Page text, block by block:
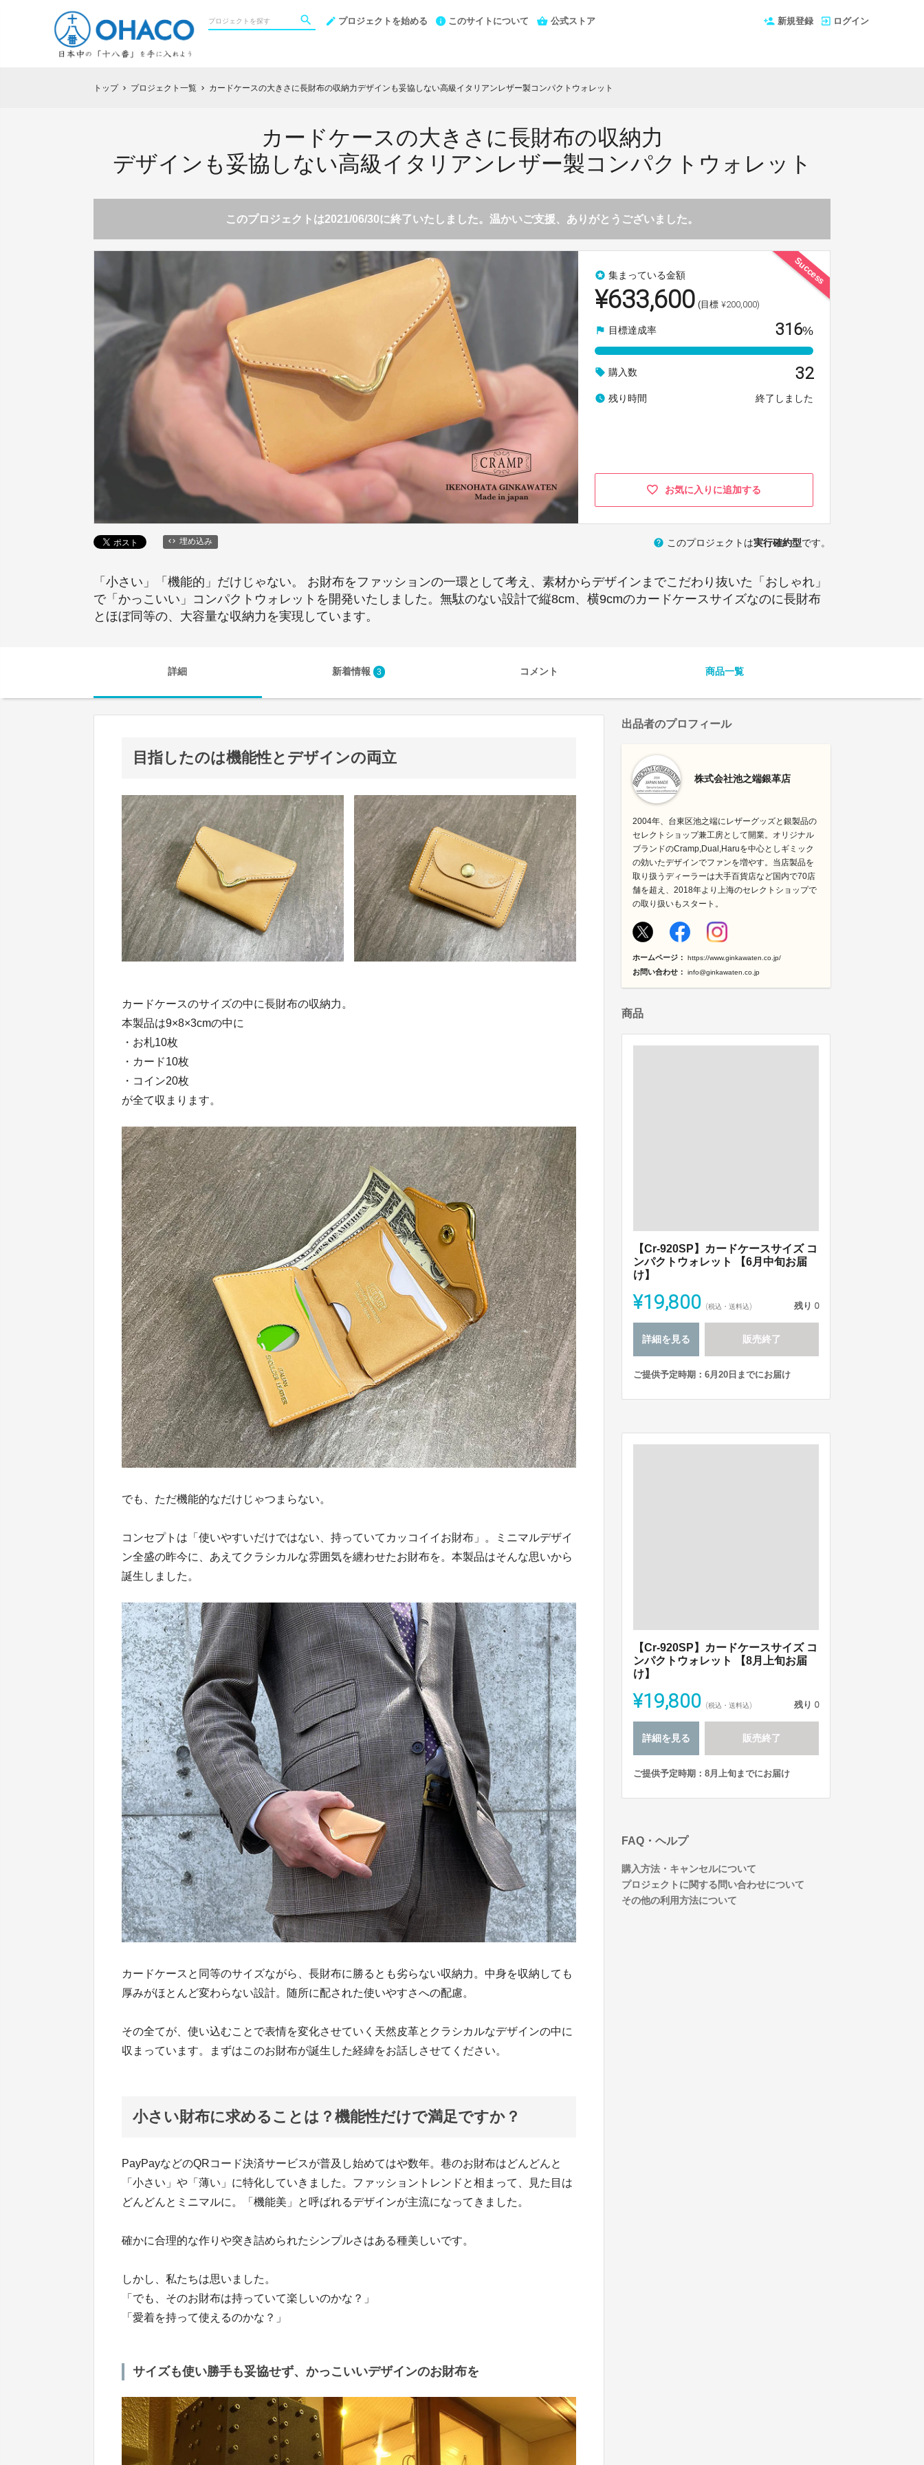
プロジェクトを始める このサイトについて 公式ストア 新規登録 ログイン
トップ chevron_right プロジェクト一覧 chevron_right カードケースの大きさに長財布の収納力デザインも妥協しない高級イタリアンレザー製コンパクトウォレット
カードケースの大きさに長財布の収納力
デザインも妥協しない高級イタリアンレザー製コンパクトウォレット
このプロジェクトは2021/06/30に終了いたしました。温かいご支援、ありがとうございました。
Success
stars 集まっている金額
¥633,600 (目標 ¥200,000)
flag 目標達成率 316%
local_offer 購入数 32
watch_later 残り時間 終了しました
お気に入りに追加する
埋め込み help このプロジェクトは実行確約型です。
「小さい」「機能的」だけじゃない。 お財布をファッションの一環として考え、素材からデザインまでこだわり抜いた「おしゃれ」
で「かっこいい」コンパクトウォレットを開発いたしました。無駄のない設計で縦8cm、横9cmのカードケースサイズなのに長財布
とほぼ同等の、大容量な収納力を実現しています。
詳細 新着情報 3 コメント 商品一覧
目指したのは機能性とデザインの両立
カードケースのサイズの中に長財布の収納力。
本製品は9×8×3cmの中に
・お札10枚
・カード10枚
・コイン20枚
が全て収まります。
でも、ただ機能的なだけじゃつまらない。
コンセプトは「使いやすいだけではない、持っていてカッコイイお財布」。ミニマルデザイ
ン全盛の昨今に、あえてクラシカルな雰囲気を纏わせたお財布を。本製品はそんな思いから
誕生しました。
カードケースと同等のサイズながら、長財布に勝るとも劣らない収納力。中身を収納しても
厚みがほとんど変わらない設計。随所に配された使いやすさへの配慮。
その全てが、使い込むことで表情を変化させていく天然皮革とクラシカルなデザインの中に
収まっています。まずはこのお財布が誕生した経緯をお話しさせてください。
小さい財布に求めることは？機能性だけで満足ですか？
PayPayなどのQRコード決済サービスが普及し始めてはや数年。巷のお財布はどんどんと
「小さい」や「薄い」に特化していきました。ファッショントレンドと相まって、見た目は
どんどんとミニマルに。「機能美」と呼ばれるデザインが主流になってきました。
確かに合理的な作りや突き詰められたシンプルさはある種美しいです。
しかし、私たちは思いました。
「でも、そのお財布は持っていて楽しいのかな？」
「愛着を持って使えるのかな？」
サイズも使い勝手も妥協せず、かっこいいデザインのお財布を
出品者のプロフィール
株式会社池之端銀革店
2004年、台東区池之端にレザーグッズと銀製品の
セレクトショップ兼工房として開業。オリジナル
ブランドのCramp,Dual,Haruを中心としギミック
の効いたデザインでファンを増やす。当店製品を
取り扱うディーラーは大手百貨店など国内で70店
舗を超え、2018年より上海のセレクトショップで
の取り扱いもスタート。
ホームページ： https://www.ginkawaten.co.jp/
お問い合わせ： info@ginkawaten.co.jp
商品
【Cr-920SP】カードケースサイズ コ
ンパクトウォレット 【6月中旬お届
け】
¥19,800 (税込・送料込) 残り 0
詳細を見る 販売終了
ご提供予定時期：6月20日までにお届け
【Cr-920SP】カードケースサイズ コ
ンパクトウォレット 【8月上旬お届
け】
¥19,800 (税込・送料込) 残り 0
詳細を見る 販売終了
ご提供予定時期：8月上旬までにお届け
FAQ・ヘルプ
購入方法・キャンセルについて
プロジェクトに関する問い合わせについて
その他の利用方法について